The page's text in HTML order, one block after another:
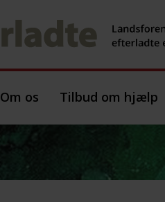
Om os Tilbud om hjælp